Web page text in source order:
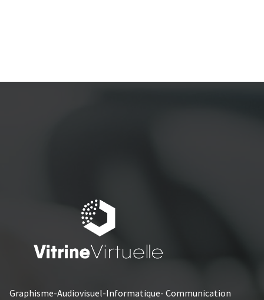
Graphisme-Audiovisuel-Informatique- Communication